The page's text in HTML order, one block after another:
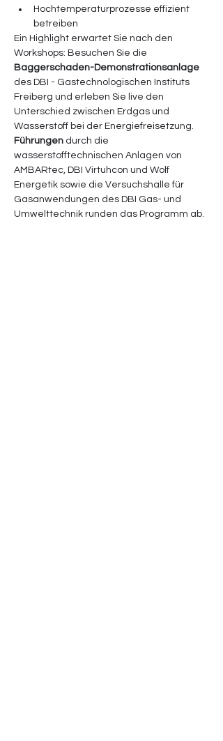
Hochtemperaturprozesse effizient
betreiben
Ein Highlight erwartet Sie nach den
Workshops: Besuchen Sie die
Baggerschaden-Demonstrationsanlage
des DBI - Gastechnologischen Instituts
Freiberg und erleben Sie live den
Unterschied zwischen Erdgas und
Wasserstoff bei der Energiefreisetzung.
Führungen durch die
wasserstofftechnischen Anlagen von
AMBARtec, DBI Virtuhcon und Wolf
Energetik sowie die Versuchshalle für
Gasanwendungen des DBI Gas- und
Umwelttechnik runden das Programm ab.